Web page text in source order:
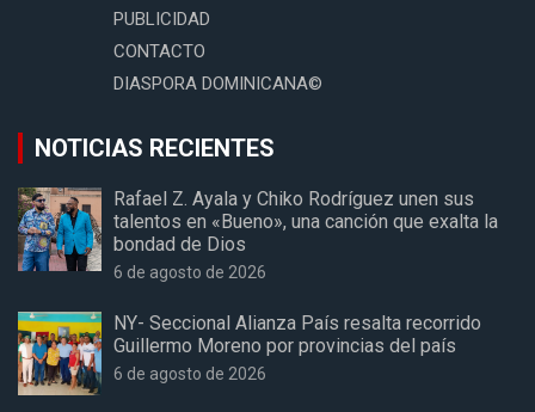
PUBLICIDAD
CONTACTO
DIASPORA DOMINICANA©
NOTICIAS RECIENTES
Rafael Z. Ayala y Chiko Rodríguez unen sus
talentos en «Bueno», una canción que exalta la
bondad de Dios
6 de agosto de 2026
NY- Seccional Alianza País resalta recorrido
Guillermo Moreno por provincias del país
6 de agosto de 2026